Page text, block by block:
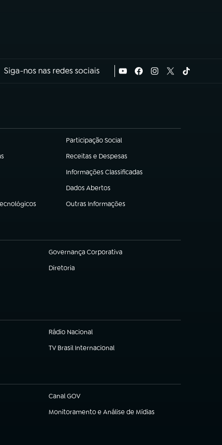
Siga-nos nas redes sociais
Participação Social
(abre em nova aba)
Receitas e Despesas
(abre em nova aba)
Informações Classificadas
(abre em nova aba)
Dados Abertos
(abre em nova aba)
Outras Informações
(abre em nova aba)
Governança Corporativa
(abre em nova aba)
Diretoria
(abre em nova aba)
Rádio Nacional
TV Brasil Internacional
(abre em nova aba)
Canal GOV
(abre em nova aba)
Monitoramento e Análise de Mídias
(abre em nova aba)